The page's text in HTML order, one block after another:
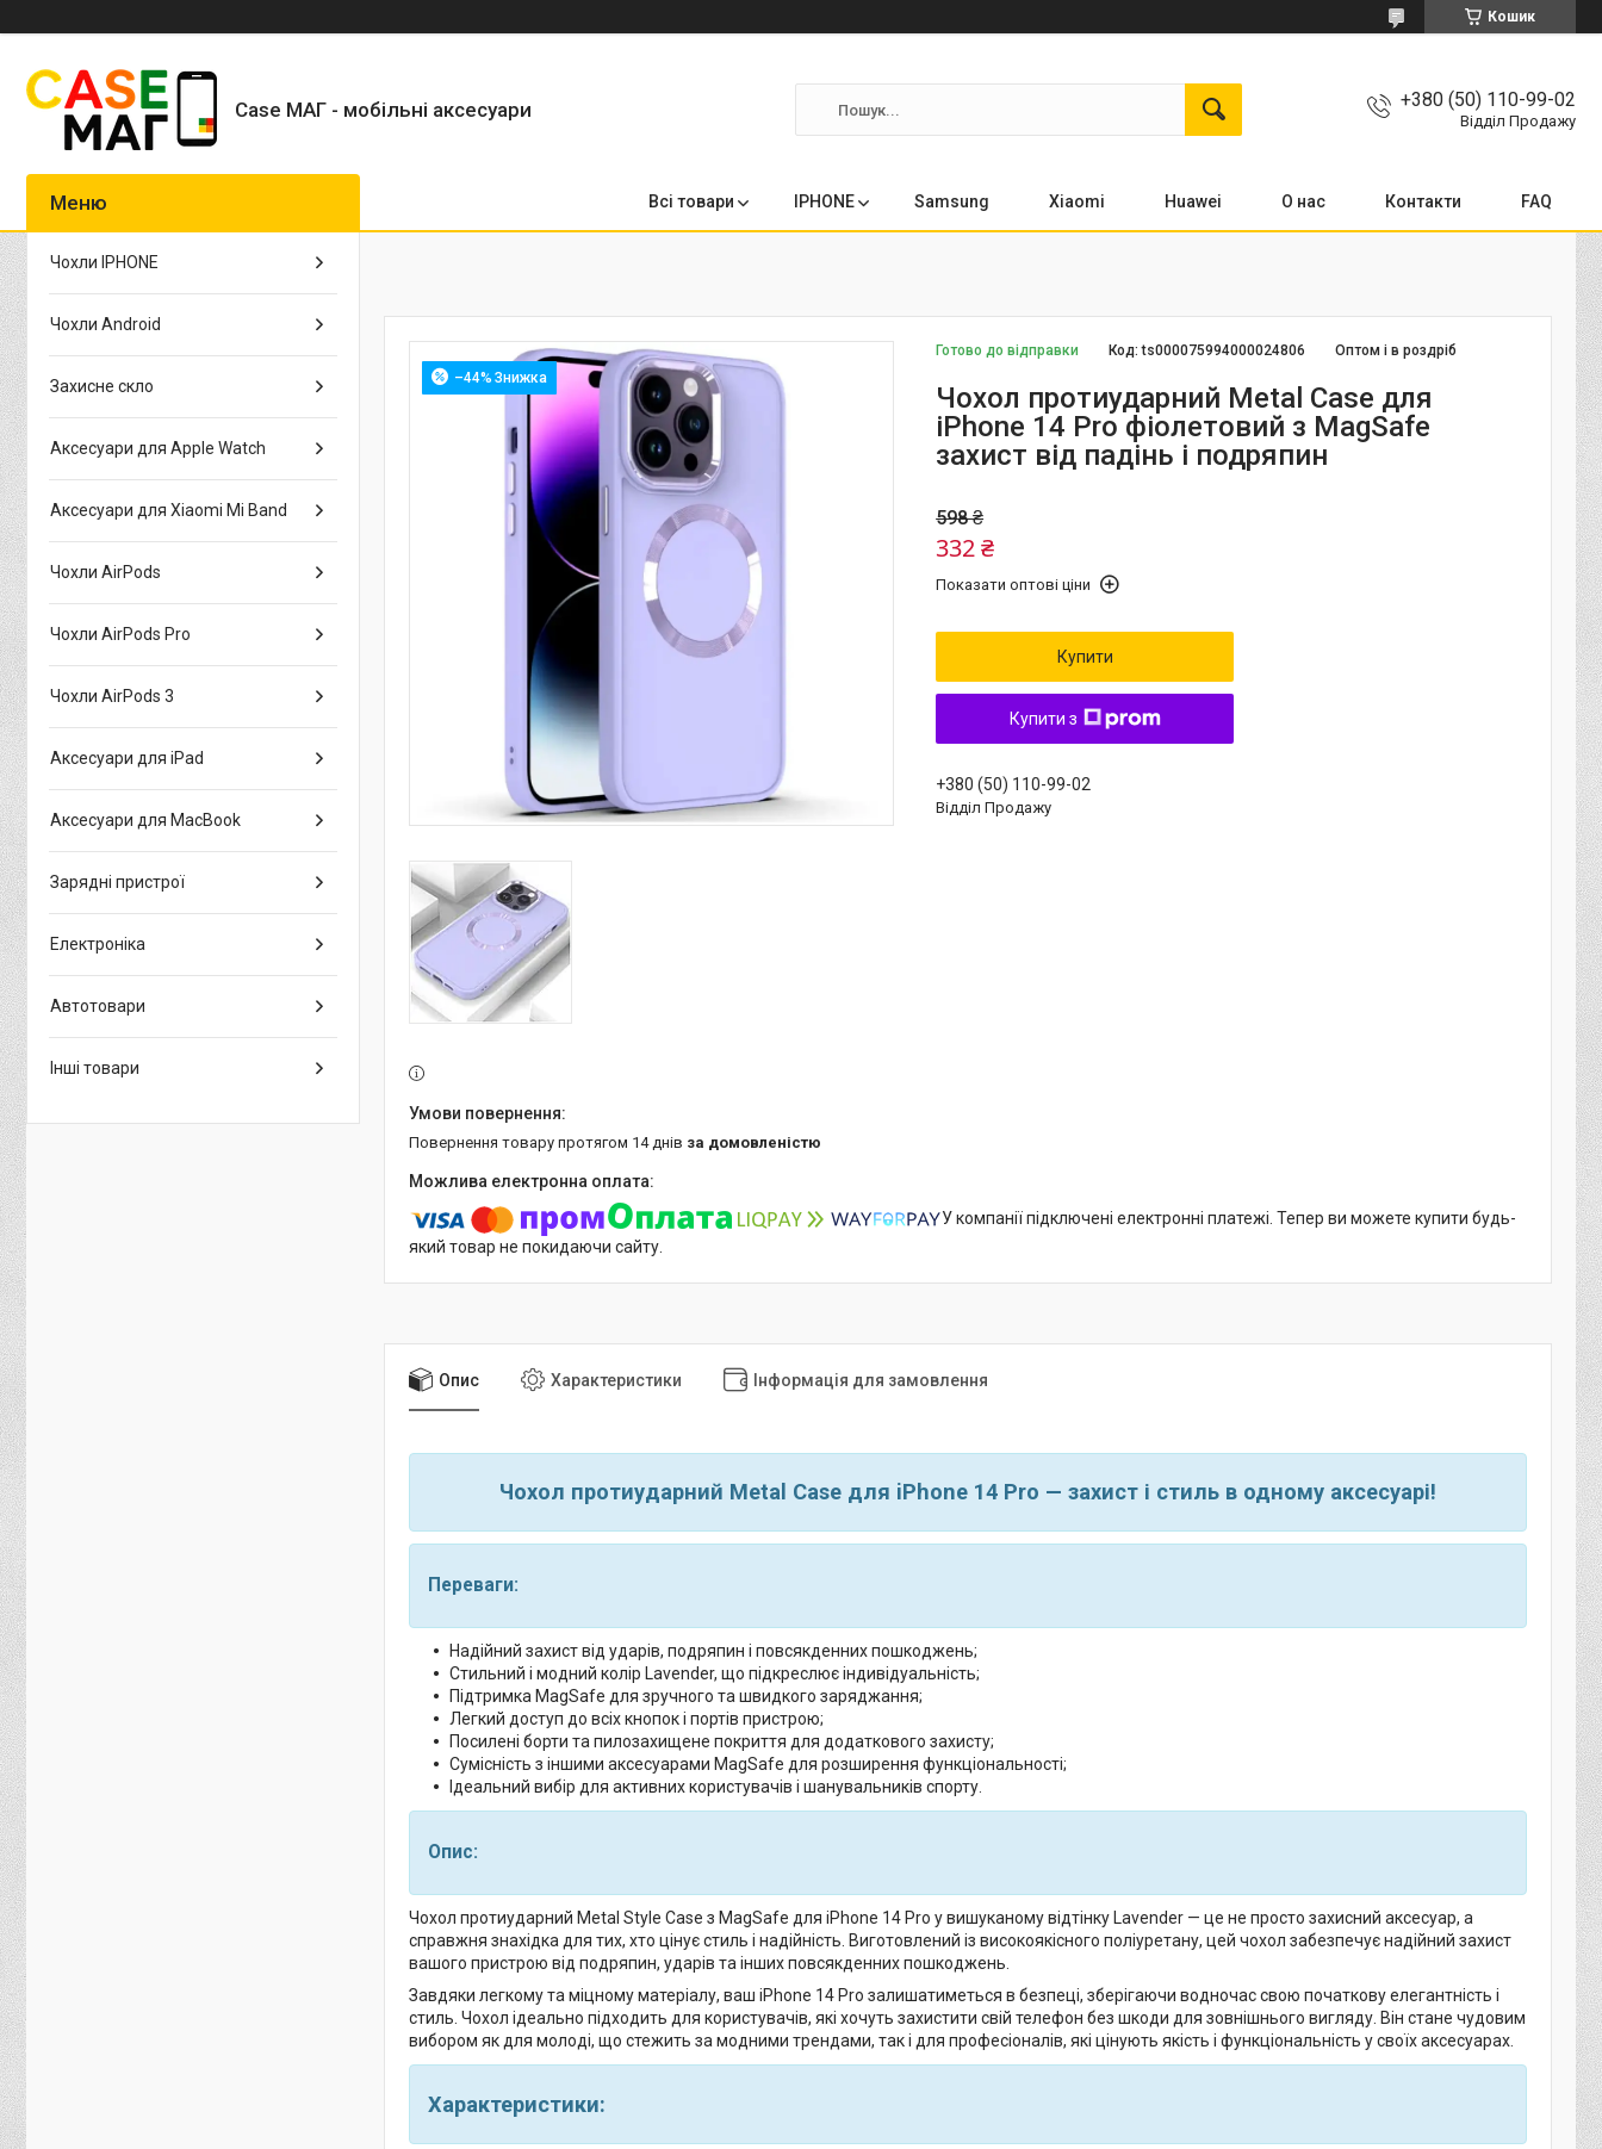
Кошик
Case МАГ - мобільні аксесуари +380 (50) 110-99-02
Відділ Продажу
Всі товари IPHONE Samsung Xiaomi Huawei О нас Контакти FAQ
–44%
Готово до відправки Оптом і в роздріб
Код:ts000075994000024806
Чохол протиударний Metal Case для
iPhone 14 Pro фіолетовий з MagSafe
захист від падінь і подряпин
598 ₴
332 ₴
Показати оптові ціни
Купити
Купити з
+380 (50) 110-99-02
Відділ Продажу
повернення товару протягом 14 днів за домовленістю
У компанії підключені електронні платежі. Тепер ви можете купити будь-
який товар не покидаючи сайту.
Опис Характеристики Інформація для замовлення
Чохол протиударний Metal Case для iPhone 14 Pro — захист і стиль в одному аксесуарі!
Переваги:
Надійний захист від ударів, подряпин і повсякденних пошкоджень;
Стильний і модний колір Lavender, що підкреслює індивідуальність;
Підтримка MagSafe для зручного та швидкого заряджання;
Легкий доступ до всіх кнопок і портів пристрою;
Посилені борти та пилозахищене покриття для додаткового захисту;
Сумісність з іншими аксесуарами MagSafe для розширення функціональності;
Ідеальний вибір для активних користувачів і шанувальників спорту.
Опис:
Чохол протиударний Metal Style Case з MagSafe для iPhone 14 Pro у вишуканому відтінку Lavender — це не просто захисний аксесуар, а
справжня знахідка для тих, хто цінує стиль і надійність. Виготовлений із високоякісного поліуретану, цей чохол забезпечує надійний захист
вашого пристрою від подряпин, ударів та інших повсякденних пошкоджень.
Завдяки легкому та міцному матеріалу, ваш iPhone 14 Pro залишатиметься в безпеці, зберігаючи водночас свою початкову елегантність і
стиль. Чохол ідеально підходить для користувачів, які хочуть захистити свій телефон без шкоди для зовнішнього вигляду. Він стане чудовим
вибором як для молоді, що стежить за модними трендами, так і для професіоналів, які цінують якість і функціональність у своїх аксесуарах.
Характеристики:
Чохли IPHONE
Чохли Android
Захисне скло
Аксесуари для Apple Watch
Аксесуари для Xiaomi Mi Band
Чохли AirPods
Чохли AirPods Pro
Чохли AirPods 3
Аксесуари для iPad
Аксесуари для MacBook
Зарядні пристрої
Електроніка
Автотовари
Інші товари